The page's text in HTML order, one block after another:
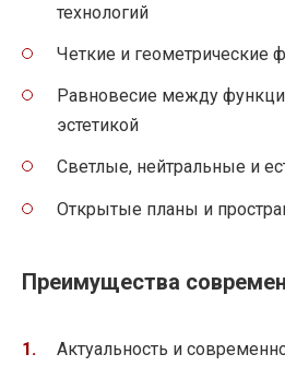
технологий
Четкие и геометрические
Равновесие между
эстетикой
Светлые, нейтральные и
Открытые планы и
Преимущества
Актуальность и